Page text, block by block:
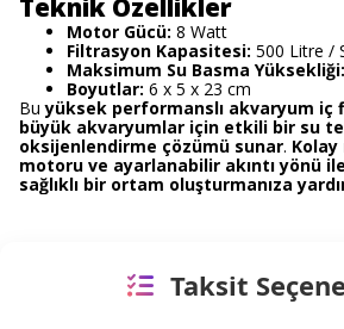
Teknik Özellikler
Motor Gücü: 8 Watt
Filtrasyon Kapasitesi: 500 Litre /
Maksimum Su Basma Yüksekliği:
Boyutlar: 6 x 5 x 23 cm
Buyüksek performanslı akvaryum iç
büyük akvaryumlar için etkili bir su
oksijenlendirme çözümü sunar.
motoru ve ayarlanabilir akıntı yönü ile
sağlıklı bir ortam oluşturmanıza
Taksit